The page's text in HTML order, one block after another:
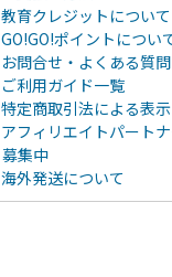
教育クレジットについて
GO!GO!ポイントについ
お問合せ・よくある質問
ご利用ガイド一覧
特定商取引法による表示
アフィリエイトパート
募集中
海外発送について